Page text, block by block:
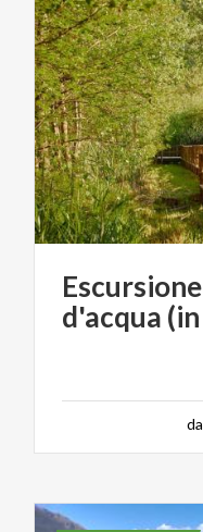
Escursione
d'acqua (in
da